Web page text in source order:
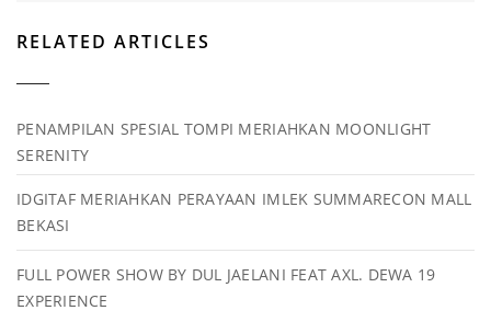
RELATED ARTICLES
PENAMPILAN SPESIAL TOMPI MERIAHKAN MOONLIGHT
SERENITY
IDGITAF MERIAHKAN PERAYAAN IMLEK SUMMARECON MALL
BEKASI
FULL POWER SHOW BY DUL JAELANI FEAT AXL. DEWA 19
EXPERIENCE